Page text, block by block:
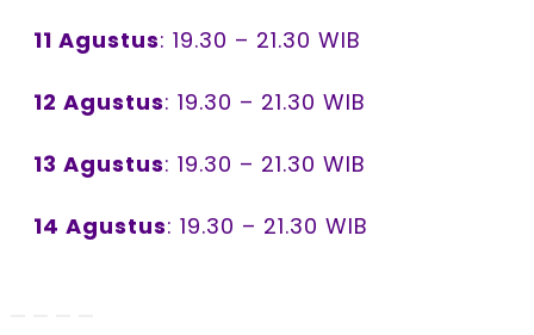
11 Agustus: 19.30 – 21.30 WIB
12 Agustus: 19.30 – 21.30 WIB
13 Agustus: 19.30 – 21.30 WIB
14 Agustus: 19.30 – 21.30 WIB